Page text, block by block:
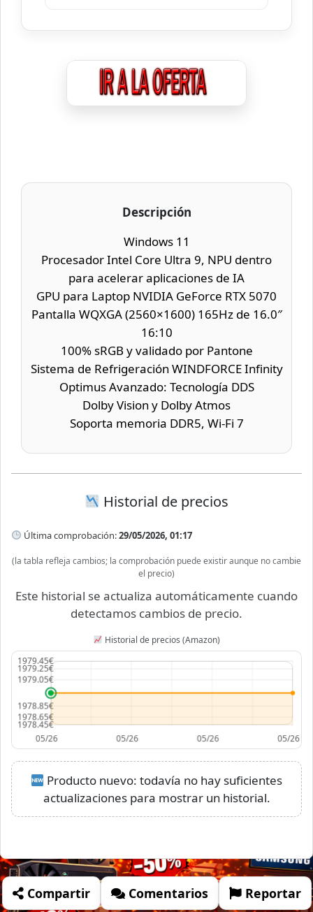
Descripción
Windows 11
Procesador Intel Core Ultra 9, NPU dentro
para acelerar aplicaciones de IA
GPU para Laptop NVIDIA GeForce RTX 5070
Pantalla WQXGA (2560×1600) 165Hz de 16.0″
16:10
100% sRGB y validado por Pantone
Sistema de Refrigeración WINDFORCE Infinity
Optimus Avanzado: Tecnología DDS
Dolby Vision y Dolby Atmos
Soporta memoria DDR5, Wi-Fi 7
Historial de precios
Última comprobación:29/05/2026, 01:17
(la tabla refleja cambios; la comprobación puede existir aunque no cambie
el precio)
Este historial se actualiza automáticamente cuando
detectamos cambios de precio.
Historial de precios (Amazon)
Producto nuevo: todavía no hay suficientes
actualizaciones para mostrar un historial.
Compartir Comentarios Reportar